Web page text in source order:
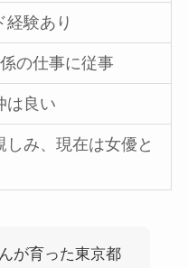
経験あり
の仕事に従事
は良い
しみ、現在は女優と
が育った東京都